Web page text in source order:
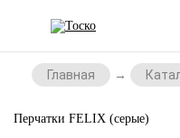
Главная
Перчатки FELIX (серые)